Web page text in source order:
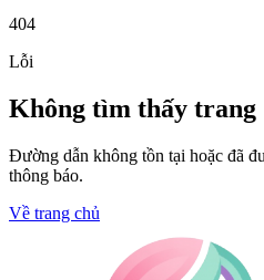
404
Lỗi
Không tìm thấy trang
Đường dẫn không tồn tại hoặc đã
thông báo.
Về trang chủ
Trang chủ